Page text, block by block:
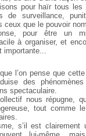
pour haïr tous les
de surveillance,
que le pouvoir
pour être un
à organiser, et
l’on pense que
des
spectaculaire.
nous répugne,
tout comme
s’il est clairement